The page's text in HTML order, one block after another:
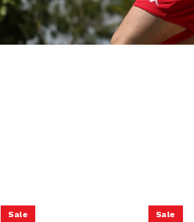
Sale Sale